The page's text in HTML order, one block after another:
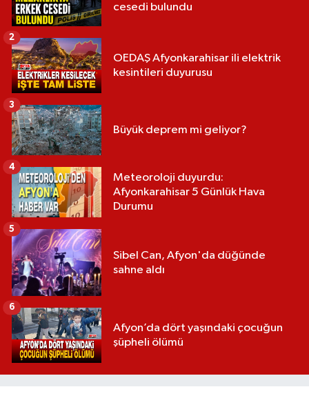
cesedi bulundu
OEDAŞ Afyonkarahisar ili elektrik
kesintileri duyurusu
2
Büyük deprem mi geliyor?
3
Meteoroloji duyurdu:
Afyonkarahisar 5 Günlük Hava
Durumu
4
Sibel Can, Afyon'da düğünde
sahne aldı
5
Afyon’da dört yaşındaki çocuğun
şüpheli ölümü
6